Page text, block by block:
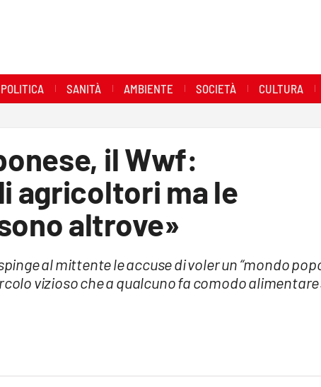
POLITICA SANITÀ AMBIENTE SOCIETÀ CULTURA
il Wwf:
agricoltori ma le
altrove»
al mittente le accuse di voler un “mondo
vizioso che a qualcuno fa comodo